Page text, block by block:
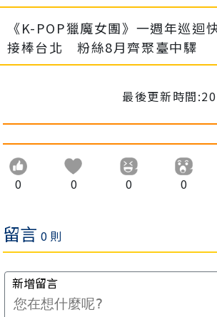
《K-POP獵魔女團》一週年巡迴
接棒台北 粉絲8月齊聚臺中驛
最後更新時間
0 0 0 0